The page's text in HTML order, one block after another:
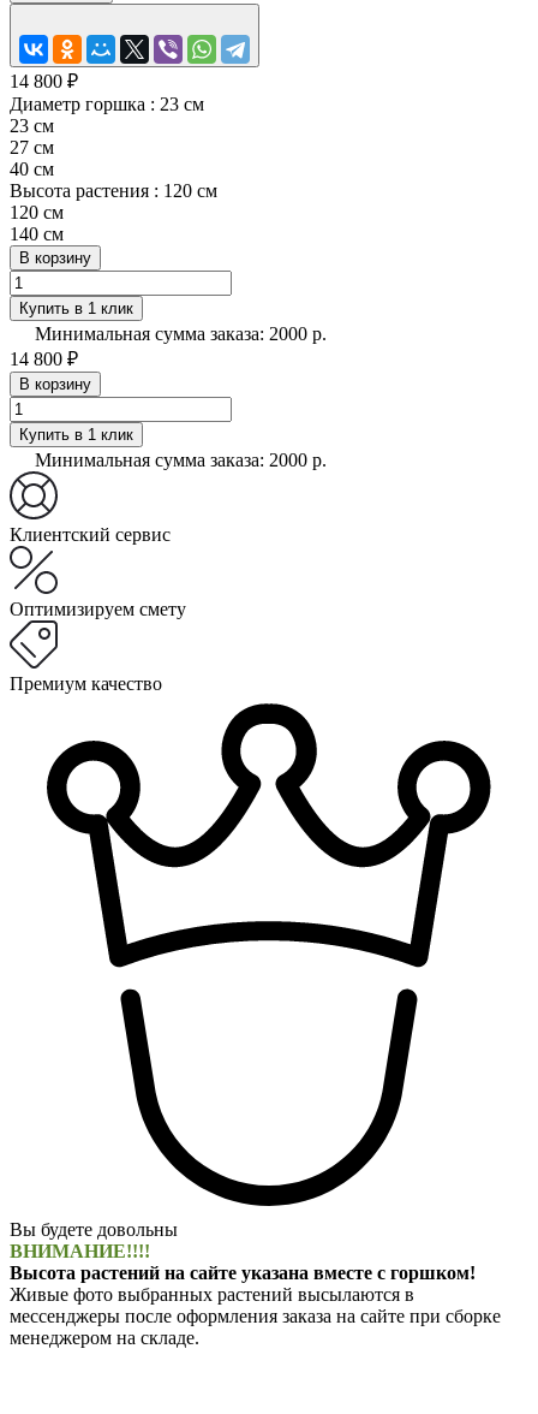
14 800 ₽
Диаметр горшка : 23 см
23 см
27 см
40 см
Высота растения : 120 см
120 см
140 см
В корзину
Купить в 1 клик
Минимальная сумма заказа: 2000 р.
14 800 ₽
В корзину
Купить в 1 клик
Минимальная сумма заказа: 2000 р.
Клиентский сервис
Оптимизируем смету
Премиум качество
Вы будете довольны
ВНИМАНИЕ!!!!
Высота растений на сайте указана вместе с горшком!
Живые фото выбранных растений высылаются в
мессенджеры после оформления заказа на сайте при сборке
менеджером на складе.